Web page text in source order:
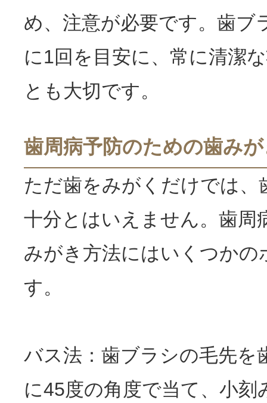
め、注意が必要です。歯ブ
に1回を目安に、常に清潔
とも大切です。
歯周病予防のための歯み
ただ歯をみがくだけでは、
十分とはいえません。歯周
みがき方法にはいくつかの
す。
バス法：歯ブラシの毛先を
に45度の角度で当て、小刻